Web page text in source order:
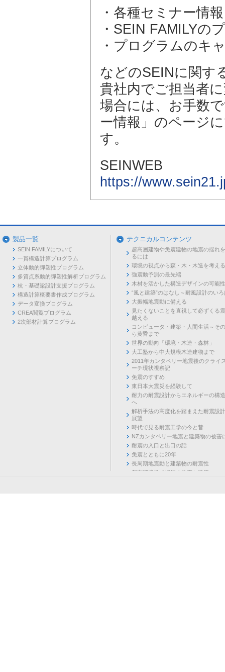
・各種セミナー情報
・SEIN FAMILYの
・プログラムのキ
などのSEINに関す
貴社内でご担当者
場合には、お手数
ー情報」のページ
す。
SEINWEB
https://
製品一覧
SEIN FAMILYについて
一貫構造計算プログラム
立体動的弾塑性プログラム
多質点系動的弾塑性解析プログラム
杭・基礎梁設計支援プログラム
構造計算概要書作成プログラム
データ変換プログラム
CREA閲覧プログラム
2次部材計算プログラム
テクニカルコンテンツ
超高層建物や免震建物の地震の揺れ
るには
環境の視点から森・木・木造を考える
強震動予測の最先端
木材を活かした構造デザインの可能性
“風と建築”のはなし～耐風設計のいろ
大振幅地震動に備える
見たくないことを直視して必ずくる
越える
コンピュータ・建築・人間生活～そ
ら黄昏まで
世界の動向「環境・木造・森林」
大工塾から中大規模木造建物まで
2011年カンタベリー地震後のクライ
ーチ現状視察記
免震のすすめ
東日本大震災を経験して
耐力の耐震設計からエネルギーの構
へ
解析手法の高度化を踏まえた耐震設
展望
時代で見る耐震工学の今と昔
NZカンタベリー地震と建築物の被害
耐震の入口と出口の話
免震とともに20年
長周期地震動と建築物の耐震性
都市環境学で紐解く地震と建築